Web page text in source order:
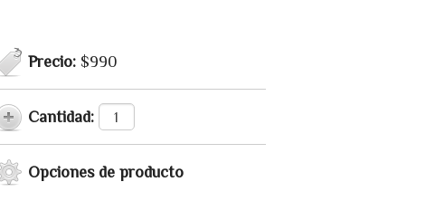
Precio: $990
Cantidad:
Opciones de producto